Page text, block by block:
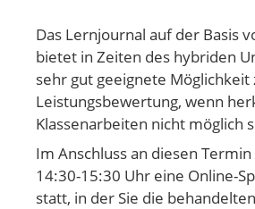
Das Lernjournal auf der Basis
bietet in Zeiten des hybriden
sehr gut geeignete
Leistungsbewertung, wenn
Klassenarbeiten nicht möglich
Im Anschluss an diesen
14:30-15:30 Uhr eine Online-
statt, in der Sie die